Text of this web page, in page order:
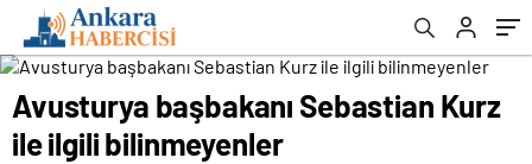
Avusturya başbakanı Sebastian Kurz
ile ilgili bilinmeyenler